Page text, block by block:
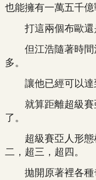
也能擁有一萬五千億
打這兩個布歐還
但江浩隨著時間
多。
讓他已經可以達
就算距離超級賽
了。
超級賽亞人形態
二，超三，超四。
拋開原著裡各種